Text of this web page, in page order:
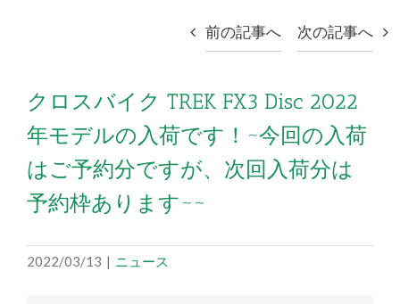
前の記事へ 次の記事へ
クロスバイク TREK FX3 Disc 2022
年モデルの入荷です！~今回の入荷
はご予約分ですが、次回入荷分は
予約枠あります~~
2022/03/13 | ニュース